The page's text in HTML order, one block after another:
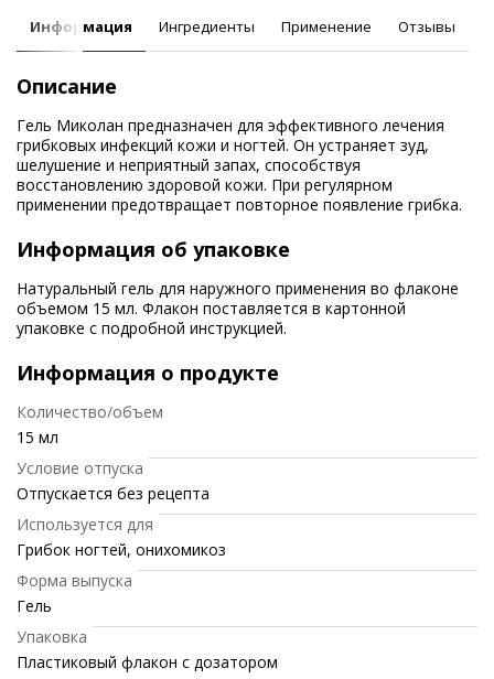
Информация Ингредиенты Применение Отзывы
Описание
Гель Миколан предназначен для эффективного лечения
грибковых инфекций кожи и ногтей. Он устраняет зуд,
шелушение и неприятный запах, способствуя
восстановлению здоровой кожи. При регулярном
применении предотвращает повторное появление грибка.
Информация об упаковке
Натуральный гель для наружного применения во флаконе
объемом 15 мл. Флакон поставляется в картонной
упаковке с подробной инструкцией.
Информация о продукте
Количество/объем
15 мл
Условие отпуска
Отпускается без рецепта
Используется для
Грибок ногтей, онихомикоз
Форма выпуска
Гель
Упаковка
Пластиковый флакон с дозатором